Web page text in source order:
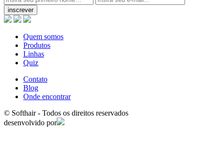
inscrever
Quem somos
Produtos
Linhas
Quiz
Contato
Blog
Onde encontrar
© Softhair - Todos os direitos reservados
desenvolvido por